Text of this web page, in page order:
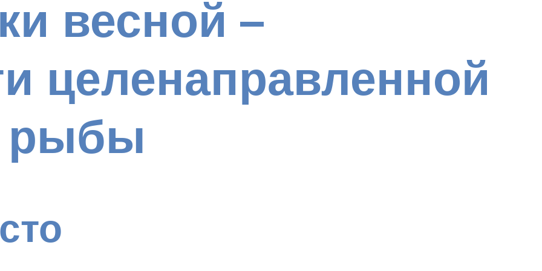
весной –
целенаправленной
рыбы